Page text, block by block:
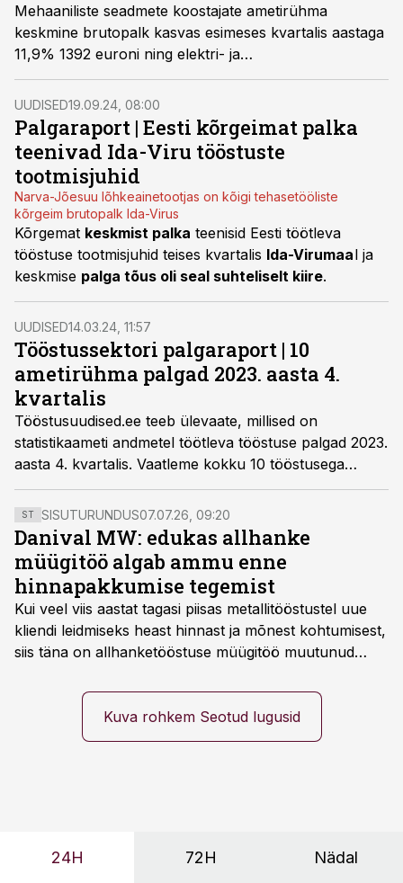
Mehaaniliste seadmete koostajate ametirühma
keskmine brutopalk kasvas esimeses kvartalis aastaga
11,9% 1392 euroni ning elektri- ja
elektroonikaseadmete koostajatel 11,5% 1239 euroni.
UUDISED19.09.24, 08:00
Palgaraport | Eesti kõrgeimat palka
teenivad Ida-Viru tööstuste
tootmisjuhid
Narva-Jõesuu lõhkeainetootjas on kõigi tehasetööliste
kõrgeim brutopalk Ida-Virus
Kõrgemat keskmist palka teenisid Eesti töötleva
tööstuse tootmisjuhid teises kvartalis Ida-Virumaal ja
keskmise palga tõus oli seal suhteliselt kiire.
UUDISED14.03.24, 11:57
Tööstussektori palgaraport | 10
ametirühma palgad 2023. aasta 4.
kvartalis
Tööstusuudised.ee teeb ülevaate, millised on
statistikaameti andmetel töötleva tööstuse palgad 2023.
aasta 4. kvartalis. Vaatleme kokku 10 tööstusega
seotud ametirühma palkasid ja võrdleme palkade
liikumist alates 2022. aasta 4. kvartalist kuni 2023.
aasta 4. kvartalini.
ST SISUTURUNDUS07.07.26, 09:20
Danival MW: edukas allhanke
müügitöö algab ammu enne
hinnapakkumise tegemist
Kui veel viis aastat tagasi piisas metallitööstustel uue
kliendi leidmiseks heast hinnast ja mõnest kohtumisest,
siis täna on allhanketööstuse müügitöö muutunud
kasvanud, kliendid kaaluvad otsuseid põhjalikumalt
ning partnerit ei valita enam ainult tootmisvõimekuse
või hinnakirja järgi.
Kuva rohkem Seotud lugusid
24H 72H Nädal